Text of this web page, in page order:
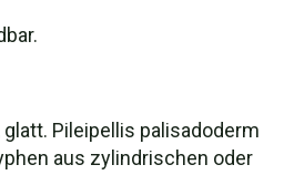
glatt. Pileipellis palisadoderm
aus zylindrischen oder